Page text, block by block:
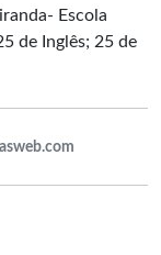
Escola
de Inglês; 25 de